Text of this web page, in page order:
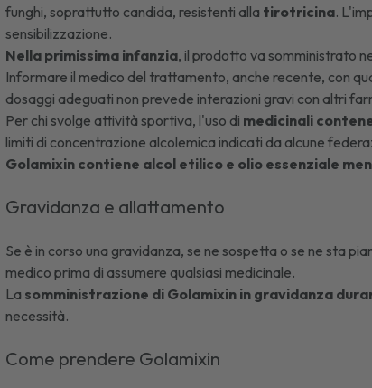
funghi, soprattutto candida, resistenti alla tirotricina.
sensibilizzazione.
Nella primissima infanzia, il prodotto va somministrato
Informare il medico del trattamento, anche recente, con
dosaggi adeguati non prevede interazioni gravi con altri
Per chi svolge attività sportiva, l'uso di medicinali
limiti di concentrazione alcolemica indicati da alcune
Golamixin contiene alcol etilico e olio essenziale
Gravidanza e allattamento
Se è in corso una gravidanza, se ne sospetta o se ne sta
medico prima di assumere qualsiasi medicinale.
La somministrazione di Golamixin in gravidanza
necessità.
Come prendere Golamixin